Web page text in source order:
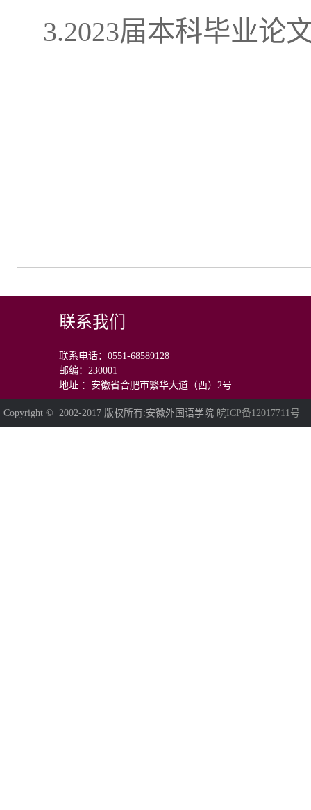
3.2023届本科毕业论
联系我们
联系电话：0551-68589128
邮编：230001
地址 ：安徽省合肥市繁华大道（西）2号
Copyright © 2002-2017 版权所有:安徽外国语学院 皖ICP备12017711号